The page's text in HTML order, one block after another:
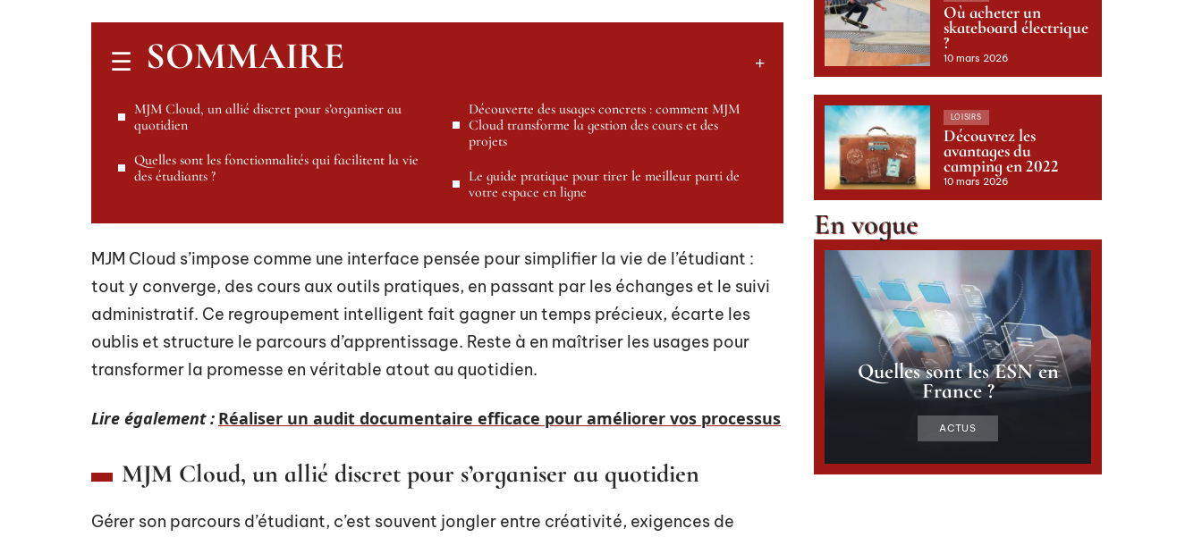
SOMMAIRE
MJM Cloud, un allié discret pour s’organiser au
quotidien
Quelles sont les fonctionnalités qui facilitent la vie
des étudiants ?
Découverte des usages concrets : comment MJM
Cloud transforme la gestion des cours et des
projets
Le guide pratique pour tirer le meilleur parti de
votre espace en ligne
MJM Cloud s’impose comme une interface pensée pour simplifier la vie de l’étudiant :
tout y converge, des cours aux outils pratiques, en passant par les échanges et le suivi
administratif. Ce regroupement intelligent fait gagner un temps précieux, écarte les
oublis et structure le parcours d’apprentissage. Reste à en maîtriser les usages pour
transformer la promesse en véritable atout au quotidien.
Lire également : Réaliser un audit documentaire efficace pour améliorer vos processus
MJM Cloud, un allié discret pour s’organiser au quotidien
Gérer son parcours d’étudiant, c’est souvent jongler entre créativité, exigences de
Où acheter un
skateboard électrique
?
10 mars 2026
LOISIRS
Découvrez les
avantages du
camping en 2022
10 mars 2026
En vogue
Quelles sont les ESN en
France ?
ACTUS